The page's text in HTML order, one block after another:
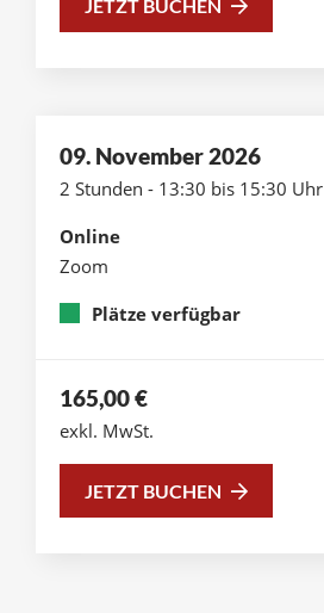
JETZT BUCHEN
09. November 2026
2 Stunden - 13:30 bis 15:30 Uhr
Online
Zoom
Plätze verfügbar
165,00€
exkl. MwSt.
JETZT BUCHEN